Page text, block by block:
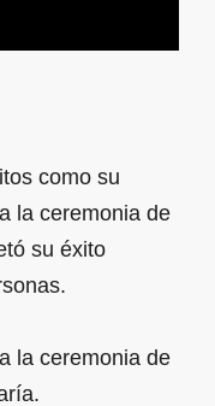
como su
la ceremonia de
su éxito
la ceremonia de